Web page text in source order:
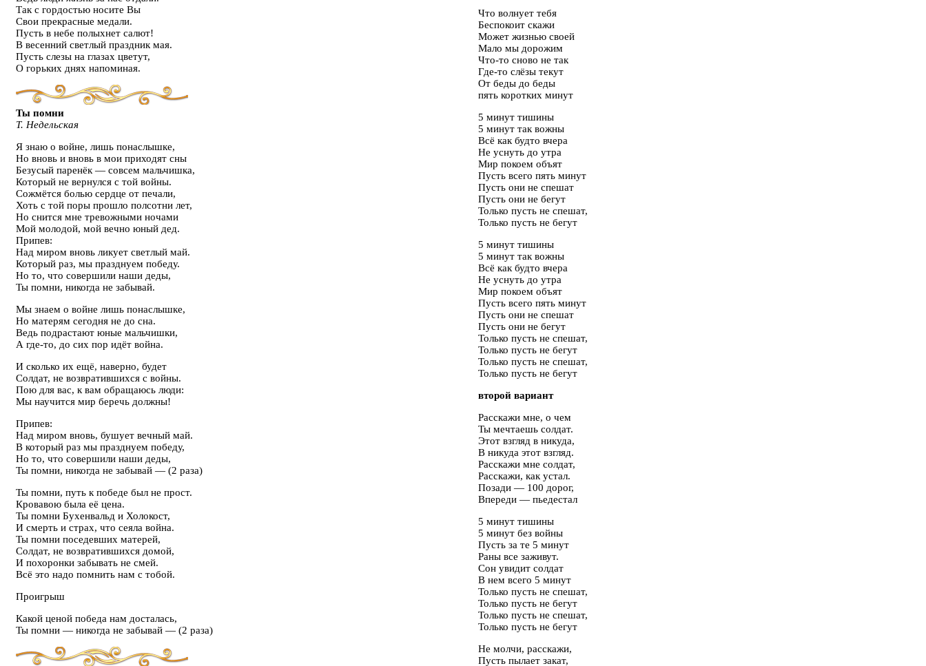
Так с гордостью носите Вы
Свои прекрасные медали.
Пусть в небе полыхнет салют!
В весенний светлый праздник мая.
Пусть слезы на глазах цветут,
О горьких днях напоминая.
Ты помни
Т. Недельская
Я знаю о войне, лишь понаслышке,
Но вновь и вновь в мои приходят сны
Безусый паренёк — совсем мальчишка,
Который не вернулся с той войны.
Сожмётся болью сердце от печали,
Хоть с той поры прошло полсотни лет,
Но снится мне тревожными ночами
Мой молодой, мой вечно юный дед.
Припев:
Над миром вновь ликует светлый май.
Который раз, мы празднуем победу.
Но то, что совершили наши деды,
Ты помни, никогда не забывай.
Мы знаем о войне лишь понаслышке,
Но матерям сегодня не до сна.
Ведь подрастают юные мальчишки,
А где-то, до сих пор идёт война.
И сколько их ещё, наверно, будет
Солдат, не возвратившихся с войны.
Пою для вас, к вам обращаюсь люди:
Мы научится мир беречь должны!
Припев:
Над миром вновь, бушует вечный май.
В который раз мы празднуем победу,
Но то, что совершили наши деды,
Ты помни, никогда не забывай — (2 раза)
Ты помни, путь к победе был не прост.
Кровавою была её цена.
Ты помни Бухенвальд и Холокост,
И смерть и страх, что сеяла война.
Ты помни поседевших матерей,
Солдат, не возвратившихся домой,
И похоронки забывать не смей.
Всё это надо помнить нам с тобой.
Проигрыш
Какой ценой победа нам досталась,
Ты помни — никогда не забывай — (2 раза)
Что волнует тебя
Беспокоит скажи
Может жизнью своей
Мало мы дорожим
Что-то сново не так
Где-то слёзы текут
От беды до беды
пять коротких минут
5 минут тишины
5 минут так вожны
Всё как будто вчера
Не уснуть до утра
Мир покоем объят
Пусть всего пять минут
Пусть они не спешат
Пусть они не бегут
Только пусть не спешат,
Только пусть не бегут
5 минут тишины
5 минут так вожны
Всё как будто вчера
Не уснуть до утра
Мир покоем объят
Пусть всего пять минут
Пусть они не спешат
Пусть они не бегут
Только пусть не спешат,
Только пусть не бегут
Только пусть не спешат,
Только пусть не бегут
второй вариант
Расскажи мне, о чем
Ты мечтаешь солдат.
Этот взгляд в никуда,
В никуда этот взгляд.
Расскажи мне солдат,
Расскажи, как устал.
Позади — 100 дорог,
Впереди — пьедестал
5 минут тишины
5 минут без войны
Пусть за те 5 минут
Раны все заживут.
Сон увидит солдат
В нем всего 5 минут
Только пусть не спешат,
Только пусть не бегут
Только пусть не спешат,
Только пусть не бегут
Не молчи, расскажи,
Пусть пылает закат,